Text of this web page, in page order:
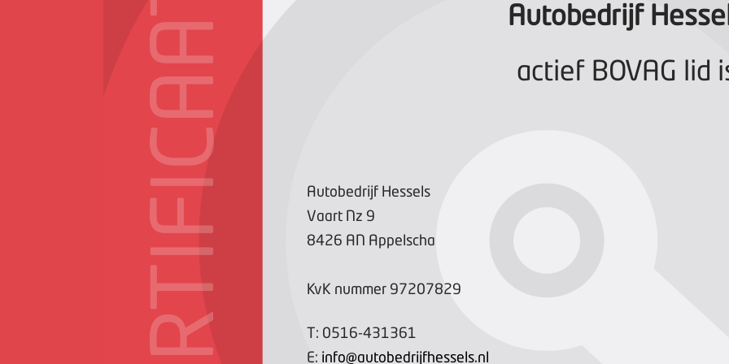
CERTIFICAAT
Autobedrijf
actief BOVAG lid
Autobedrijf Hessels
Vaart Nz 9
8426 AN Appelscha
KvK nummer 97207829
T: 0516-431361
E: info@autobedrijfhessels.nl